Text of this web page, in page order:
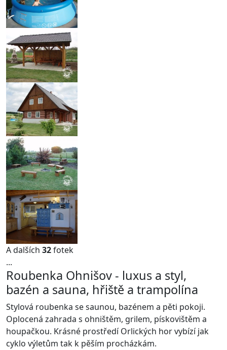
A dalších 32fotek
...
Roubenka Ohnišov - luxus a styl,
bazén a sauna, hřiště a trampolína
Stylová roubenka se saunou, bazénem a pěti pokoji.
Oplocená zahrada s ohništěm, grilem, pískovištěm a
houpačkou. Krásné prostředí Orlických hor vybízí jak
cyklo výletům tak k pěším procházkám.